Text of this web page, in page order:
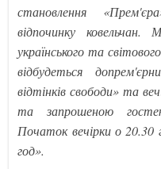
становлення
відпочинку
українського та
відбудеться
відтінків свободи» та
та запрошеною
Початок вечірки о 20.30
год».